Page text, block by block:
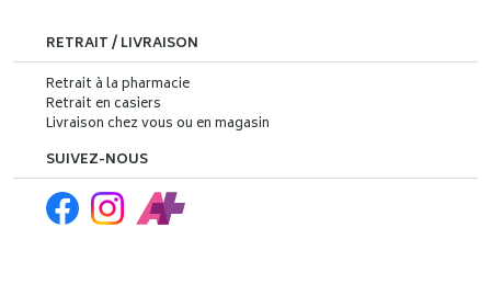
RETRAIT / LIVRAISON
Retrait à la pharmacie
Retrait en casiers
Livraison chez vous ou en magasin
SUIVEZ-NOUS